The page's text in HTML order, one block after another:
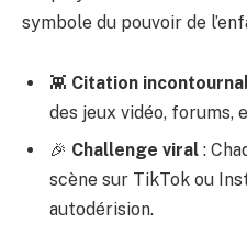
symbole du pouvoir de
👾 Citation
des jeux vidéo, forums,
🎉 Challenge viral :
scène sur TikTok ou
autodérision.